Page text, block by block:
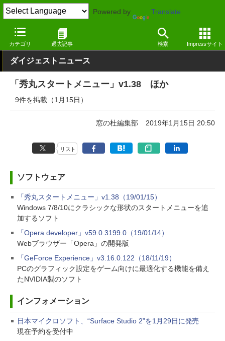
Powered by Translate
カテゴリ 過去記事 検索 Impressサイト
窓の杜 その他の話題 アップデート
ダイジェストニュース
「秀丸スタートメニュー」v1.38 ほか
9件を掲載（1月15日）
窓の杜編集部 2019年1月15日 20:50
リスト
ソフトウェア
「秀丸スタートメニュー」v1.38（19/01/15）
Windows 7/8/10にクラシックな形状のスタートメニューを追
加するソフト
「Opera developer」v59.0.3199.0（19/01/14）
Webブラウザー「Opera」の開発版
「GeForce Experience」v3.16.0.122（18/11/19）
PCのグラフィック設定をゲーム向けに最適化する機能を備え
たNVIDIA製のソフト
インフォメーション
日本マイクロソフト、“Surface Studio 2”を1月29日に発売
現在予約を受付中